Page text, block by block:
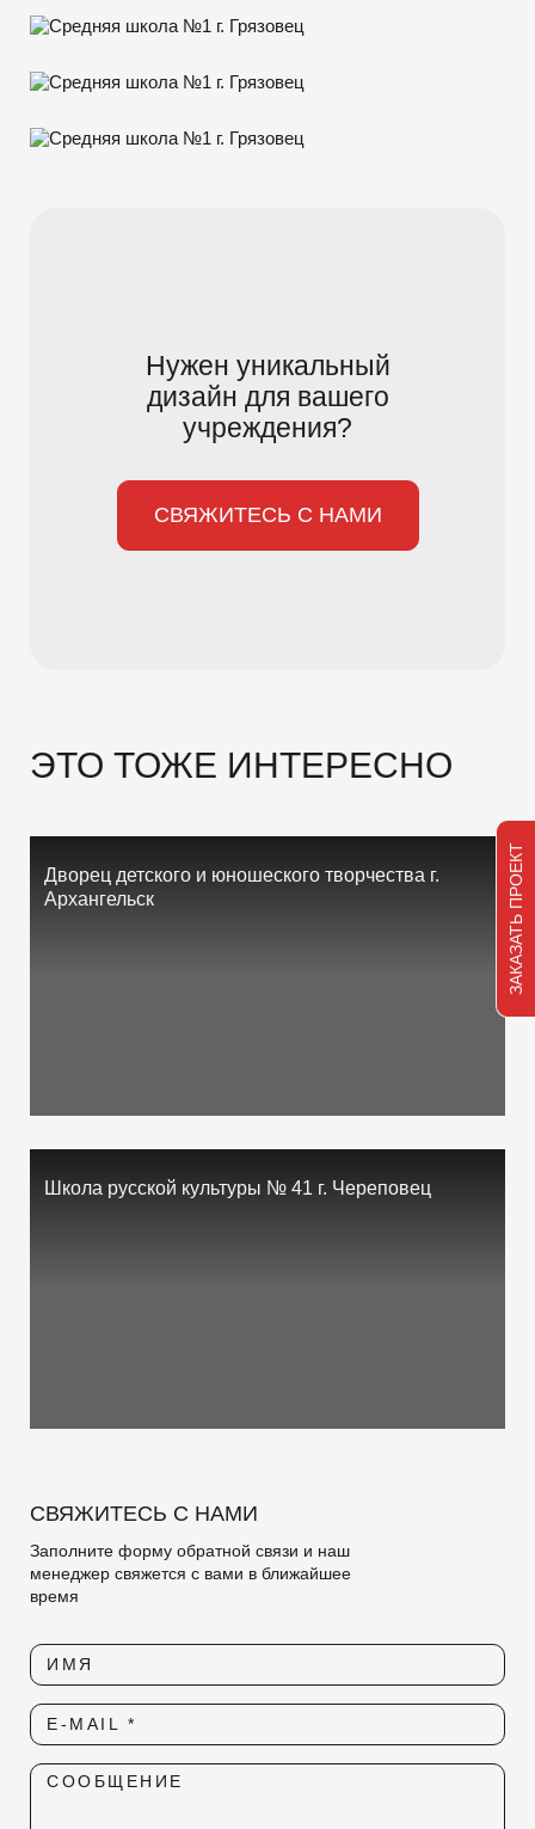
Нужен уникальный
дизайн для вашего
учреждения?
СВЯЖИТЕСЬ С НАМИ
ЭТО ТОЖЕ ИНТЕРЕСНО
Дворец детского и юношеского творчества г.
Архангельск
Школа русской культуры № 41 г. Череповец
СВЯЖИТЕСЬ С НАМИ
Заполните форму обратной связи и наш
менеджер свяжется с вами в ближайшее
время
ИМЯ
СООБЩЕНИЕ
E-MAIL *
ЗАКАЗАТЬ ПРОЕКТ